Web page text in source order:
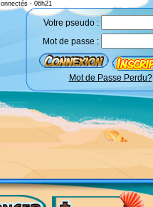
- 06h21
Votre pseudo :
Mot de passe :
Mot de Passe Perdu?